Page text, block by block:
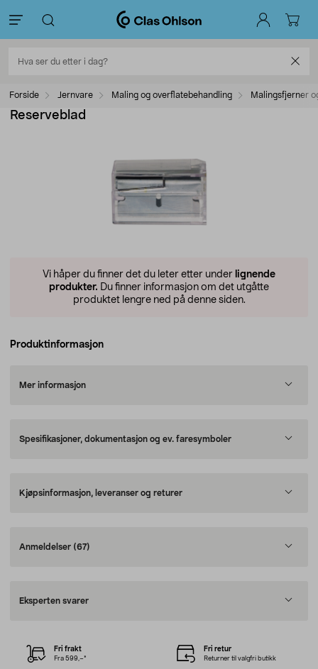
Forside Jernvare Maling og overflatebehandling Malingsfjerner
Reserveblad
Vi håper du finner det du leter etter under lignende
produkter. Du finner informasjon om det utgåtte
produktet lengre ned på denne siden.
Produktinformasjon
Mer informasjon
Spesifikasjoner, dokumentasjon og ev. faresymboler
Kjøpsinformasjon, leveranser og returer
Anmeldelser (67)
Eksperten svarer
Fri frakt
Fra 599,–*
Fri retur
Returner til valgfri butikk